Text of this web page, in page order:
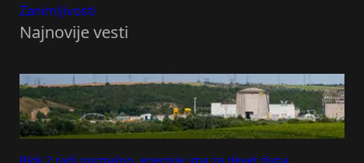
Zanimljivosti
Najnovije vesti
Blok 2 radi normalno, energije ima za devet dana